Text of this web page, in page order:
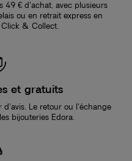
49 € d’achat, avec plusieurs
ou en retrait express en
& Collect.
et gratuits
Le retour ou l’échange
bijouteries Edora.